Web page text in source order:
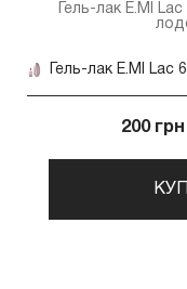
Гель-лак E.MI
200 грн